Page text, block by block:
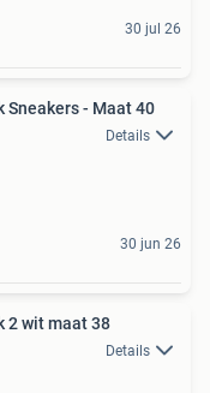
30 jul 26
Sneakers - Maat 40
Details
30 jun 26
2 wit maat 38
Details